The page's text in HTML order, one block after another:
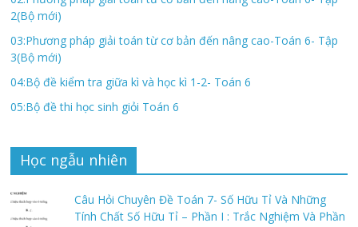
2(Bộ mới)
03:Phương pháp giải toán từ cơ bản đến nâng cao-Toán 6- Tập
3(Bộ mới)
04:Bộ đề kiểm tra giữa kì và học kì 1-2- Toán 6
05:Bộ đề thi học sinh giỏi Toán 6
Học ngẫu nhiên
Câu Hỏi Chuyên Đề Toán 7- Số Hữu Tỉ Và Những
Tính Chất Số Hữu Tỉ – Phần I : Trắc Nghiệm Và Phần